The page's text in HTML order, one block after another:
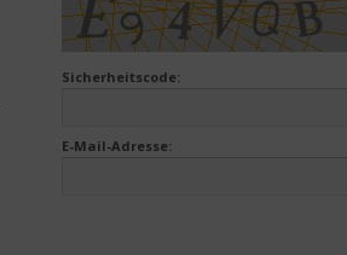
Sicherheitscode:
E-Mail-Adresse: